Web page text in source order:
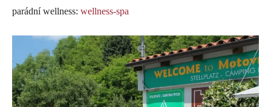
parádní wellness: wellness-spa